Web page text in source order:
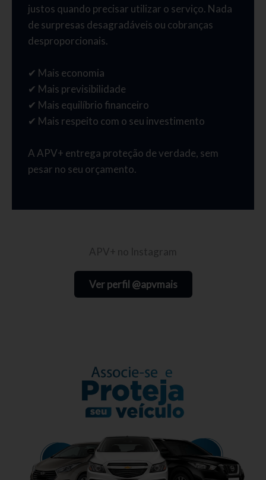
justos quando precisar utilizar o serviço. Nada
de surpresas desagradáveis ou cobranças
desproporcionais.
✔ Mais economia
✔ Mais previsibilidade
✔ Mais equilíbrio financeiro
✔ Mais respeito com o seu investimento
A APV+ entrega proteção de verdade, sem
pesar no seu orçamento.
APV+ no Instagram
Ver perfil @apvmais